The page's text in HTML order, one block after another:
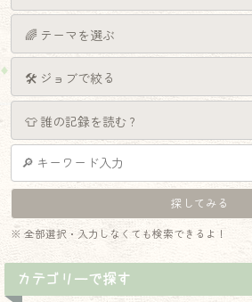
※ 全部選択・入力しなくても検索できるよ！
カテゴリーで探す